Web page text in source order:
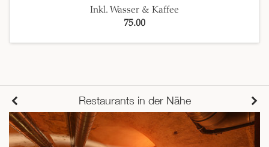
Inkl. Wasser & Kaffee
75.00
Restaurants in der Nähe